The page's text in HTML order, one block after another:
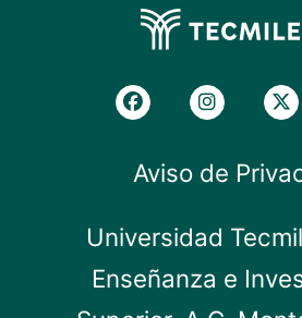
Aviso de
Universidad
Enseñanza e